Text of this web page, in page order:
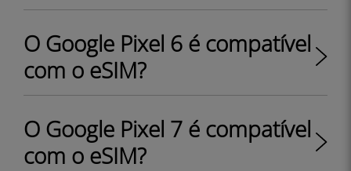
O Google Pixel 6 é compatível
com o eSIM?
O Google Pixel 7 é compatível
com o eSIM?